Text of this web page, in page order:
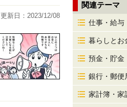
更新日：2023/12/08
関連テーマ
仕事・給与
暮らしとお
預金・貯金
銀行・郵便
家計簿・家